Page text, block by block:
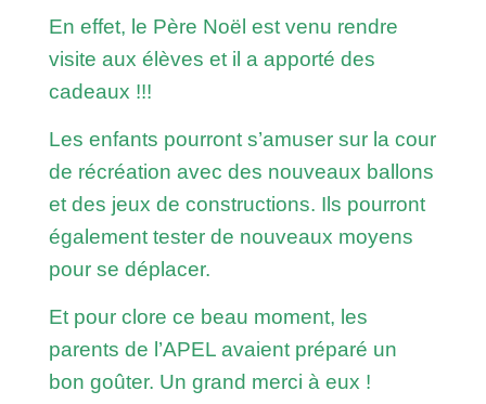
En effet, le Père Noël est venu rendre
visite aux élèves et il a apporté des
cadeaux !!!
Les enfants pourront s’amuser sur la cour
de récréation avec des nouveaux ballons
et des jeux de constructions. Ils pourront
également tester de nouveaux moyens
pour se déplacer.
Et pour clore ce beau moment, les
parents de l’APEL avaient préparé un
bon goûter. Un grand merci à eux !